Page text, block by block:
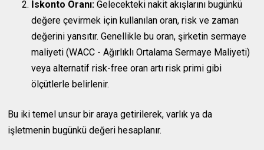
İskonto Oranı: Gelecekteki nakit akışlarını bugünkü
değere çevirmek için kullanılan oran, risk ve zaman
değerini yansıtır. Genellikle bu oran, şirketin sermaye
maliyeti (WACC - Ağırlıklı Ortalama Sermaye Maliyeti)
veya alternatif risk-free oran artı risk primi gibi
ölçütlerle belirlenir.
Bu iki temel unsur bir araya getirilerek, varlık ya da
işletmenin bugünkü değeri hesaplanır.